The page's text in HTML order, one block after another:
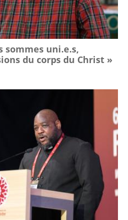
sommes uni.e.s,
du corps du Christ »